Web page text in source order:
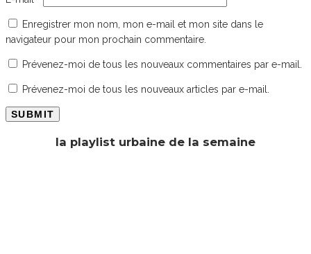
Enregistrer mon nom, mon e-mail et mon site dans le
navigateur pour mon prochain commentaire.
Prévenez-moi de tous les nouveaux commentaires par e-mail.
Prévenez-moi de tous les nouveaux articles par e-mail.
la playlist urbaine de la semaine